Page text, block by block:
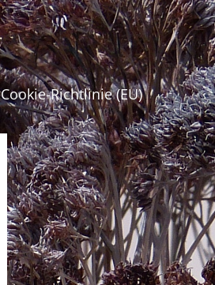
Cookie-Richtlinie (EU)